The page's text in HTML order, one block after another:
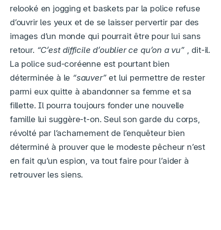
relooké en jogging et baskets par la police refuse
d’ouvrir les yeux et de se laisser pervertir par des
images d’un monde qui pourrait être pour lui sans
retour. “C’est difficile d’oublier ce qu’on a vu”, dit-il.
La police sud-coréenne est pourtant bien
déterminée à le “sauver”et lui permettre de rester
parmi eux quitte à abandonner sa femme et sa
fillette. Il pourra toujours fonder une nouvelle
famille lui suggère-t-on. Seul son garde du corps,
révolté par l’acharnement de l’enquêteur bien
déterminé à prouver que le modeste pêcheur n’est
en fait qu’un espion, va tout faire pour l’aider à
retrouver les siens.